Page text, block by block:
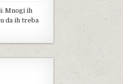
Mnogi ih
da ih treba